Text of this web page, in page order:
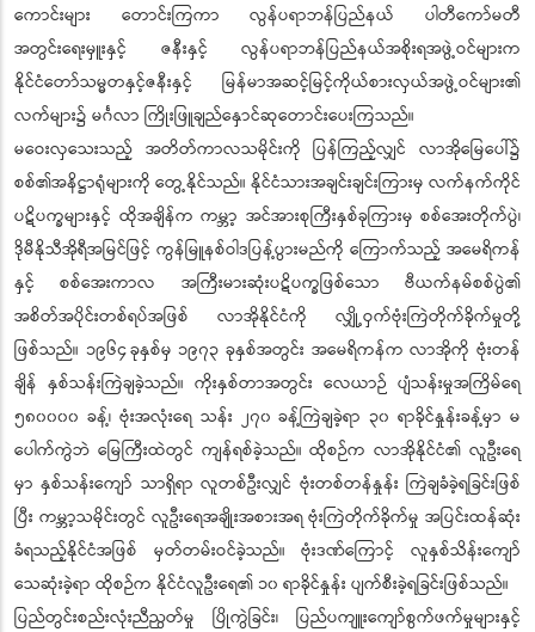
ကောင်းများ တောင်းကြကာ လွန်ပရာဘန်ပြည်နယ် ပါတီကော်မတီ
အတွင်းရေးမှူးနှင့် ဇနီးနှင့် လွန်ပရာဘန်ပြည်နယ်အစိုးရအဖွဲ့ဝင်များက
နိုင်ငံတော်သမ္မတနှင့်ဇနီးနှင့် မြန်မာအဆင့်မြင့်ကိုယ်စားလှယ်အဖွဲ့ဝင်များ၏
လက်များ၌ မင်္ဂလာ ကြိုးဖြူချည်နှောင်ဆုတောင်းပေးကြသည်။
မဝေးလှသေးသည့် အတိတ်ကာလသမိုင်းကို ပြန်ကြည့်လျှင် လာအိုမြေပေါ်၌
စစ်၏အနိဋ္ဌာရုံများကို တွေ့နိုင်သည်။ နိုင်ငံသားအချင်းချင်းကြားမှ လက်နက်ကိုင်
ပဋိပက္ခများနှင့် ထိုအချိန်က ကမ္ဘာ့ အင်အားစုကြီးနှစ်ခုကြားမှ စစ်အေးတိုက်ပွဲ၊
ဒိုမီနိုသီအိုရီအမြင်ဖြင့် ကွန်မြူနစ်ဝါဒပြန့်ပွားမည်ကို ကြောက်သည့် အမေရိကန်
နှင့် စစ်အေးကာလ အကြီးမားဆုံးပဋိပက္ခဖြစ်သော ဗီယက်နမ်စစ်ပွဲ၏
အစိတ်အပိုင်းတစ်ရပ်အဖြစ် လာအိုနိုင်ငံကို လျှို့ဝှက်ဗုံးကြဲတိုက်ခိုက်မှုတို့
ဖြစ်သည်။ ၁၉၆၄ ခုနှစ်မှ ၁၉၇၃ ခုနှစ်အတွင်း အမေရိကန်က လာအိုကို ဗုံးတန်
ချိန် နှစ်သန်းကြဲချခဲ့သည်။ ကိုးနှစ်တာအတွင်း လေယာဉ် ပျံသန်းမှုအကြိမ်ရေ
၅၈၀၀၀၀ ခန့်၊ ဗုံးအလုံးရေ သန်း ၂၇၀ ခန့်ကြဲချခဲ့ရာ ၃၀ ရာခိုင်နှုန်းခန့်မှာ မ
ပေါက်ကွဲဘဲ မြေကြီးထဲတွင် ကျန်ရစ်ခဲ့သည်။ ထိုစဉ်က လာအိုနိုင်ငံ၏ လူဦးရေ
မှာ နှစ်သန်းကျော် သာရှိရာ လူတစ်ဦးလျှင် ဗုံးတစ်တန်နှုန်း ကြဲချခံခဲ့ရခြင်းဖြစ်
ပြီး ကမ္ဘာ့သမိုင်းတွင် လူဦးရေအချိုးအစားအရ ဗုံးကြဲတိုက်ခိုက်မှု အပြင်းထန်ဆုံး
ခံရသည့်နိုင်ငံအဖြစ် မှတ်တမ်းဝင်ခဲ့သည်။ ဗုံးဒဏ်ကြောင့် လူနှစ်သိန်းကျော်
သေဆုံးခဲ့ရာ ထိုစဉ်က နိုင်ငံလူဦးရေ၏ ၁၀ ရာခိုင်နှုန်း ပျက်စီးခဲ့ရခြင်းဖြစ်သည်။
ပြည်တွင်းစည်းလုံးညီညွတ်မှု ပြိုကွဲခြင်း၊ ပြည်ပကျူးကျော်စွက်ဖက်မှုများနှင့်